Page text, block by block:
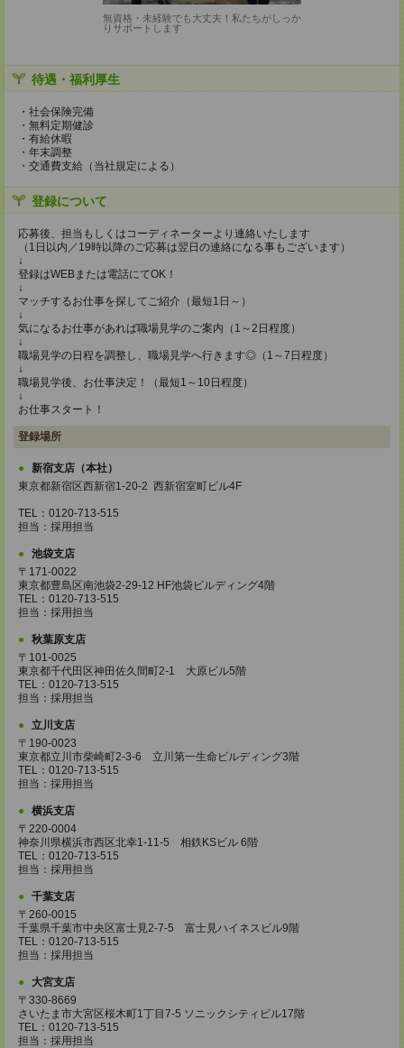
無資格・未経験でも大丈夫！私たちがしっか
りサポートします
待遇・福利厚生
・社会保険完備
・無料定期健診
・有給休暇
・年末調整
・交通費支給（当社規定による）
登録について
応募後、担当もしくはコーディネーターより連絡いたします
（1日以内／19時以降のご応募は翌日の連絡になる事もございます）
↓
登録はWEBまたは電話にてOK！
↓
マッチするお仕事を探してご紹介（最短1日～）
↓
気になるお仕事があれば職場見学のご案内（1～2日程度）
↓
職場見学の日程を調整し、職場見学へ行きます◎（1～7日程度）
↓
職場見学後、お仕事決定！（最短1～10日程度）
↓
お仕事スタート！
登録場所
新宿支店（本社）
東京都新宿区西新宿1-20-2 西新宿室町ビル4F
TEL：0120-713-515
担当：採用担当
池袋支店
〒171-0022
東京都豊島区南池袋2-29-12 HF池袋ビルディング4階
TEL：0120-713-515
担当：採用担当
秋葉原支店
〒101-0025
東京都千代田区神田佐久間町2-1 大原ビル5階
TEL：0120-713-515
担当：採用担当
立川支店
〒190-0023
東京都立川市柴崎町2-3-6 立川第一生命ビルディング3階
TEL：0120-713-515
担当：採用担当
横浜支店
〒220-0004
神奈川県横浜市西区北幸1-11-5 相鉄KSビル 6階
TEL：0120-713-515
担当：採用担当
千葉支店
〒260-0015
千葉県千葉市中央区富士見2-7-5 富士見ハイネスビル9階
TEL：0120-713-515
担当：採用担当
大宮支店
〒330-8669
さいたま市大宮区桜木町1丁目7-5 ソニックシティビル17階
TEL：0120-713-515
担当：採用担当